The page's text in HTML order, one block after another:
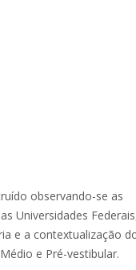
observando-se as
Universidades
e a contextualização
e Pré-vestibular.